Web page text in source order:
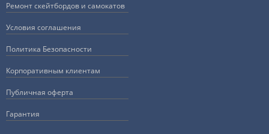
Ремонт скейтбордов и самокатов
Условия соглашения
Политика Безопасности
Корпоративным клиентам
Публичная оферта
Гарантия